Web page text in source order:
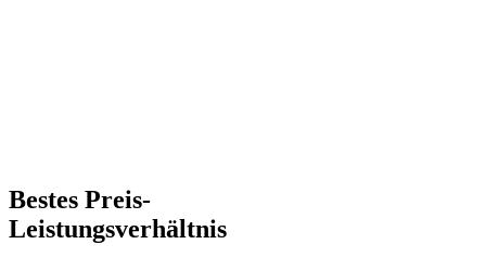
Bestes Preis-
Leistungsverhältnis